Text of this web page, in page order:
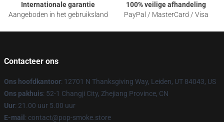
Internationale garantie
Aangeboden in het gebruiksland
100% veilige afhandeling
PayPal / MasterCard / Visa
Contacteer ons
Ons hoofdkantoor: 12701 N Thanksgiving Way, Leiden, UT 84043, US
Ons pakhuis: 52-1 Changji City, Zhejiang Province, CN
Uur: 21.00 uur 5.00 uur
E-mail : contact@pop-smoke.store